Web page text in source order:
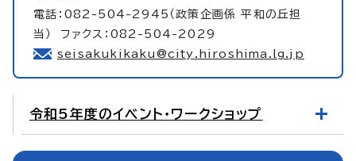
電話：082-504-2945（政策企画係 平和の丘担
当） ファクス：082-504-2029
seisakukikaku@city.hiroshima.lg.jp
令和5年度のイベント・ワークショップ